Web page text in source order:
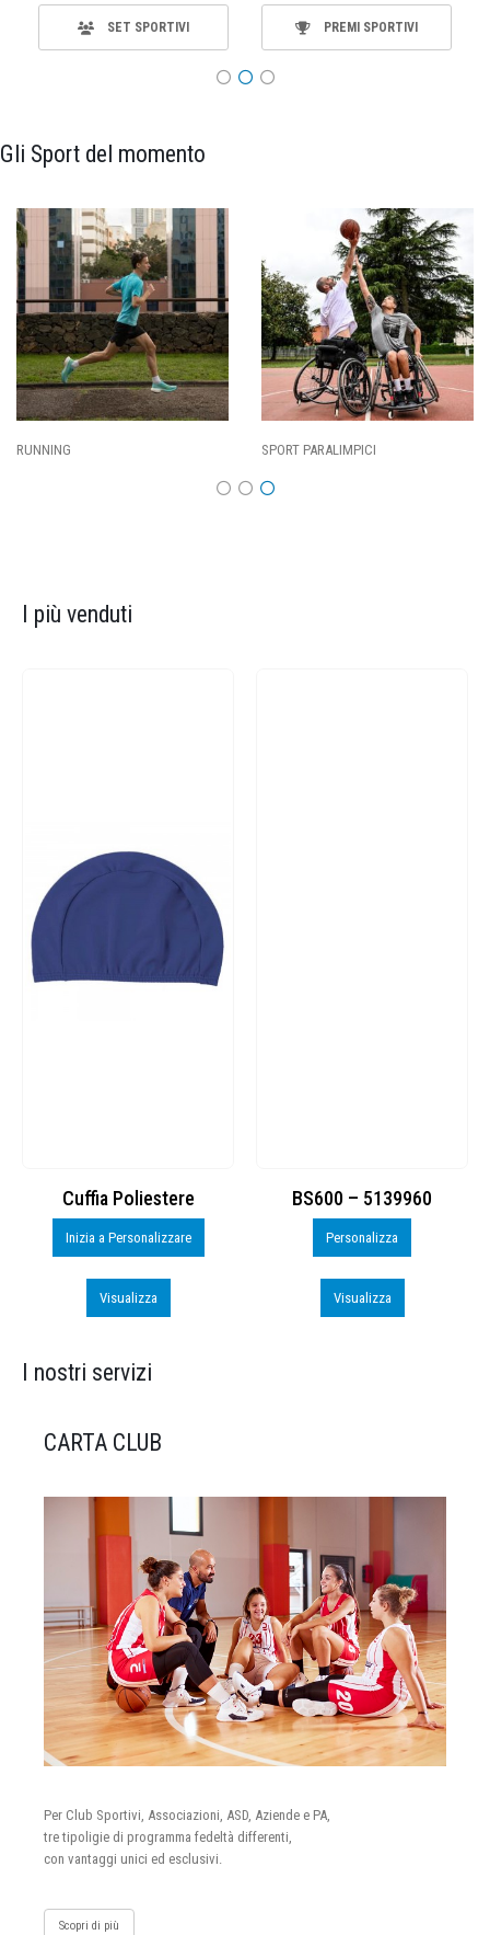
SET SPORTIVI PREMI SPORTIVI
Gli Sport del momento
SPORT PARALIMPICI
I più venduti
Cuffia Poliestere
Inizia a Personalizzare
Visualizza
BS600 – 5139960
Personalizza
Visualizza
I nostri servizi
CARTA CLUB
Per Club Sportivi, Associazioni, ASD, Aziende e PA,
tre tipoligie di programma fedeltà differenti,
con vantaggi unici ed esclusivi.
Scopri di più